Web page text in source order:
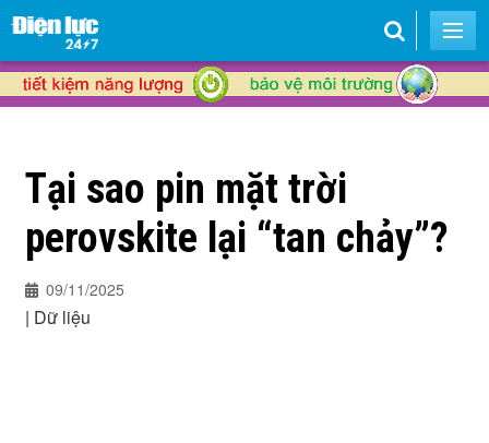
Tại sao pin mặt trời
perovskite lại “tan chảy”?
09/11/2025
| Dữ liệu